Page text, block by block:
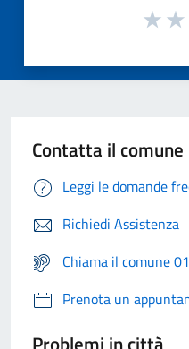
Contatta il comune
Leggi le domande
Richiedi Assistenza
Chiama il comune
Prenota un